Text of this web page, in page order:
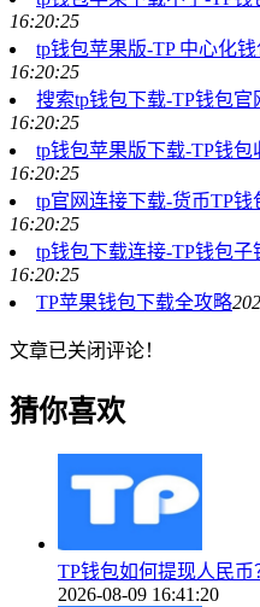
16:20:25
tp钱包苹果版-TP 中心化
16:20:25
搜索tp钱包下载-TP钱包官
16:20:25
tp钱包苹果版下载-TP钱
16:20:25
tp官网连接下载-货币TP钱
16:20:25
tp钱包下载连接-TP钱包
16:20:25
TP苹果钱包下载全攻略
文章已关闭评论！
猜你喜欢
TP钱包如何提现人民
2026-08-09 16:41:20